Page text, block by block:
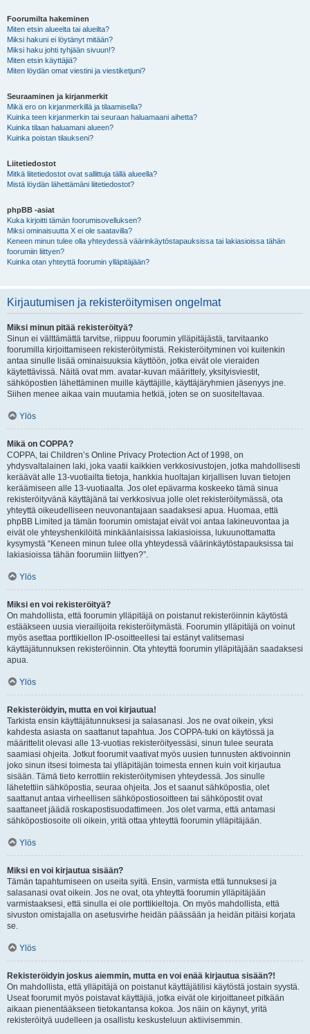
Foorumilta hakeminen
Miten etsin alueelta tai alueilta?
Miksi hakuni ei löytänyt mitään?
Miksi haku johti tyhjään sivuun!?
Miten etsin käyttäjiä?
Miten löydän omat viestini ja viestiketjuni?
Seuraaminen ja kirjanmerkit
Mikä ero on kirjanmerkillä ja tilaamisella?
Kuinka teen kirjanmerkin tai seuraan haluamaani aihetta?
Kuinka tilaan haluamani alueen?
Kuinka poistan tilaukseni?
Liitetiedostot
Mitkä liitetiedostot ovat sallittuja tällä alueella?
Mistä löydän lähettämäni liitetiedostot?
phpBB -asiat
Kuka kirjoitti tämän foorumisovelluksen?
Miksi ominaisuutta X ei ole saatavilla?
Keneen minun tulee olla yhteydessä väärinkäytöstapauksissa tai lakiasioissa tähän
foorumiin liittyen?
Kuinka otan yhteyttä foorumin ylläpitäjään?
Kirjautumisen ja rekisteröitymisen ongelmat
Miksi minun pitää rekisteröityä?
Sinun ei välttämättä tarvitse, riippuu foorumin ylläpitäjästä, tarvitaanko
foorumilla kirjoittamiseen rekisteröitymistä. Rekisteröityminen voi kuitenkin
antaa sinulle lisää ominaisuuksia käyttöön, jotka eivät ole vieraiden
käytettävissä. Näitä ovat mm. avatar-kuvan määrittely, yksityisviestit,
sähköpostien lähettäminen muille käyttäjille, käyttäjäryhmien jäsenyys jne.
Siihen menee aikaa vain muutamia hetkiä, joten se on suositeltavaa.
Ylös
Mikä on COPPA?
COPPA, tai Children’s Online Privacy Protection Act of 1998, on
yhdysvaltalainen laki, joka vaatii kaikkien verkkosivustojen, jotka mahdollisesti
keräävät alle 13-vuotiailta tietoja, hankkia huoltajan kirjallisen luvan tietojen
keräämiseen alle 13-vuotiaalta. Jos olet epävarma koskeeko tämä sinua
rekisteröityvänä käyttäjänä tai verkkosivua jolle olet rekisteröitymässä, ota
yhteyttä oikeudelliseen neuvonantajaan saadaksesi apua. Huomaa, että
phpBB Limited ja tämän foorumin omistajat eivät voi antaa lakineuvontaa ja
eivät ole yhteyshenkilöitä minkäänlaisissa lakiasioissa, lukuunottamatta
kysymystä “Keneen minun tulee olla yhteydessä väärinkäytöstapauksissa tai
lakiasioissa tähän foorumiin liittyen?”.
Ylös
Miksi en voi rekisteröityä?
On mahdollista, että foorumin ylläpitäjä on poistanut rekisteröinnin käytöstä
estääkseen uusia vierailijoita rekisteröitymästä. Foorumin ylläpitäjä on voinut
myös asettaa porttikiellon IP-osoitteellesi tai estänyt valitsemasi
käyttäjätunnuksen rekisteröinnin. Ota yhteyttä foorumin ylläpitäjään saadaksesi
apua.
Ylös
Rekisteröidyin, mutta en voi kirjautua!
Tarkista ensin käyttäjätunnuksesi ja salasanasi. Jos ne ovat oikein, yksi
kahdesta asiasta on saattanut tapahtua. Jos COPPA-tuki on käytössä ja
määrittelit olevasi alle 13-vuotias rekisteröityessäsi, sinun tulee seurata
saamiasi ohjeita. Jotkut foorumit vaativat myös uusien tunnusten aktivoinnin
joko sinun itsesi toimesta tai ylläpitäjän toimesta ennen kuin voit kirjautua
sisään. Tämä tieto kerrottiin rekisteröitymisen yhteydessä. Jos sinulle
lähetettiin sähköpostia, seuraa ohjeita. Jos et saanut sähköpostia, olet
saattanut antaa virheellisen sähköpostiosoitteen tai sähköpostit ovat
saattaneet jäädä roskapostisuodattimeen. Jos olet varma, että antamasi
sähköpostiosoite oli oikein, yritä ottaa yhteyttä foorumin ylläpitäjään.
Ylös
Miksi en voi kirjautua sisään?
Tämän tapahtumiseen on useita syitä. Ensin, varmista että tunnuksesi ja
salasanasi ovat oikein. Jos ne ovat, ota yhteyttä foorumin ylläpitäjään
varmistaaksesi, että sinulla ei ole porttikieltoja. On myös mahdollista, että
sivuston omistajalla on asetusvirhe heidän päässään ja heidän pitäisi korjata
se.
Ylös
Rekisteröidyin joskus aiemmin, mutta en voi enää kirjautua sisään?!
On mahdollista, että ylläpitäjä on poistanut käyttäjätilisi käytöstä jostain syystä.
Useat foorumit myös poistavat käyttäjiä, jotka eivät ole kirjoittaneet pitkään
aikaan pienentääkseen tietokantansa kokoa. Jos näin on käynyt, yritä
rekisteröityä uudelleen ja osallistu keskusteluun aktiivisemmin.